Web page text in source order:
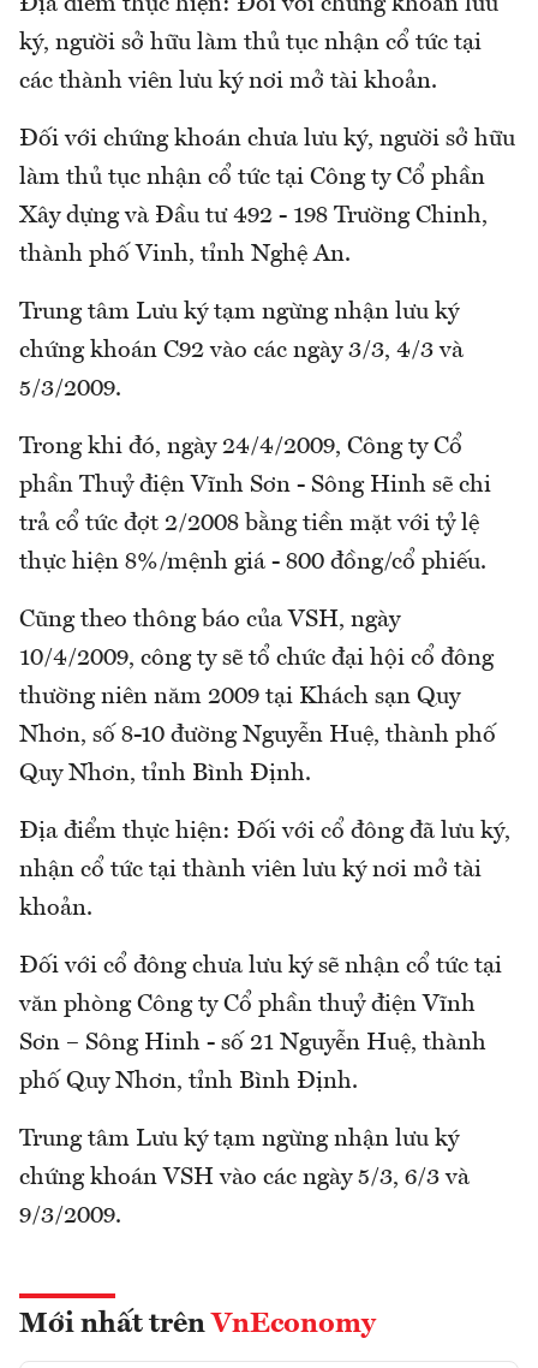
Địa điểm thực hiện: Đối với chứng khoán lưu
ký, người sở hữu làm thủ tục nhận cổ tức tại
các thành viên lưu ký nơi mở tài khoản.
Đối với chứng khoán chưa lưu ký, người sở hữu
làm thủ tục nhận cổ tức tại Công ty Cổ phần
Xây dựng và Đầu tư 492 - 198 Trường Chinh,
thành phố Vinh, tỉnh Nghệ An.
Trung tâm Lưu ký tạm ngừng nhận lưu ký
chứng khoán C92 vào các ngày 3/3, 4/3 và
5/3/2009.
Trong khi đó, ngày 24/4/2009, Công ty Cổ
phần Thuỷ điện Vĩnh Sơn - Sông Hinh sẽ chi
trả cổ tức đợt 2/2008 bằng tiền mặt với tỷ lệ
thực hiện 8%/mệnh giá - 800 đồng/cổ phiếu.
Cũng theo thông báo của VSH, ngày
10/4/2009, công ty sẽ tổ chức đại hội cổ đông
thường niên năm 2009 tại Khách sạn Quy
Nhơn, số 8-10 đường Nguyễn Huệ, thành phố
Quy Nhơn, tỉnh Bình Định.
Địa điểm thực hiện: Đối với cổ đông đã lưu ký,
nhận cổ tức tại thành viên lưu ký nơi mở tài
khoản.
Đối với cổ đông chưa lưu ký sẽ nhận cổ tức tại
văn phòng Công ty Cổ phần thuỷ điện Vĩnh
Sơn – Sông Hinh - số 21 Nguyễn Huệ, thành
phố Quy Nhơn, tỉnh Bình Định.
Trung tâm Lưu ký tạm ngừng nhận lưu ký
chứng khoán VSH vào các ngày 5/3, 6/3 và
9/3/2009.
Mới nhất trên VnEconomy